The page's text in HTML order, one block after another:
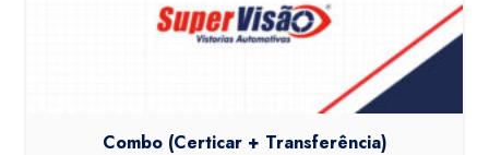
Combo (Certicar + Transferência)